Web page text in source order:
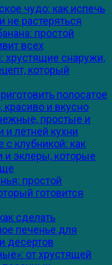
чудо: как испечь
не растеряться
простой
всех
хрустящие снаружи,
который
полосатое
и вкусно
простые и
летней кухни
клубникой: как
и эклеры, которые
простой
готовится
сделать
печенье для
десертов
от хрустящей